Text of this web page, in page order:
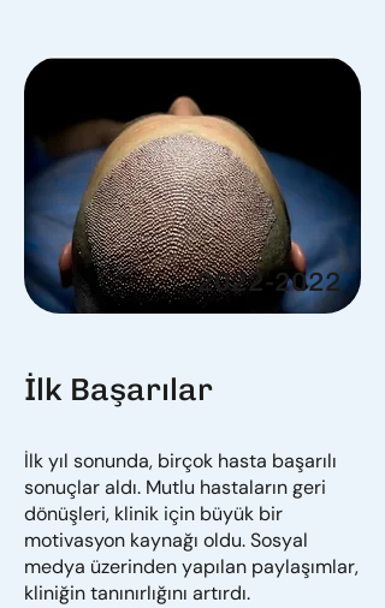
2022-2022
İlk Başarılar
İlk yıl sonunda, birçok hasta başarılı
sonuçlar aldı. Mutlu hastaların geri
dönüşleri, klinik için büyük bir
motivasyon kaynağı oldu. Sosyal
medya üzerinden yapılan paylaşımlar,
kliniğin tanınırlığını artırdı.